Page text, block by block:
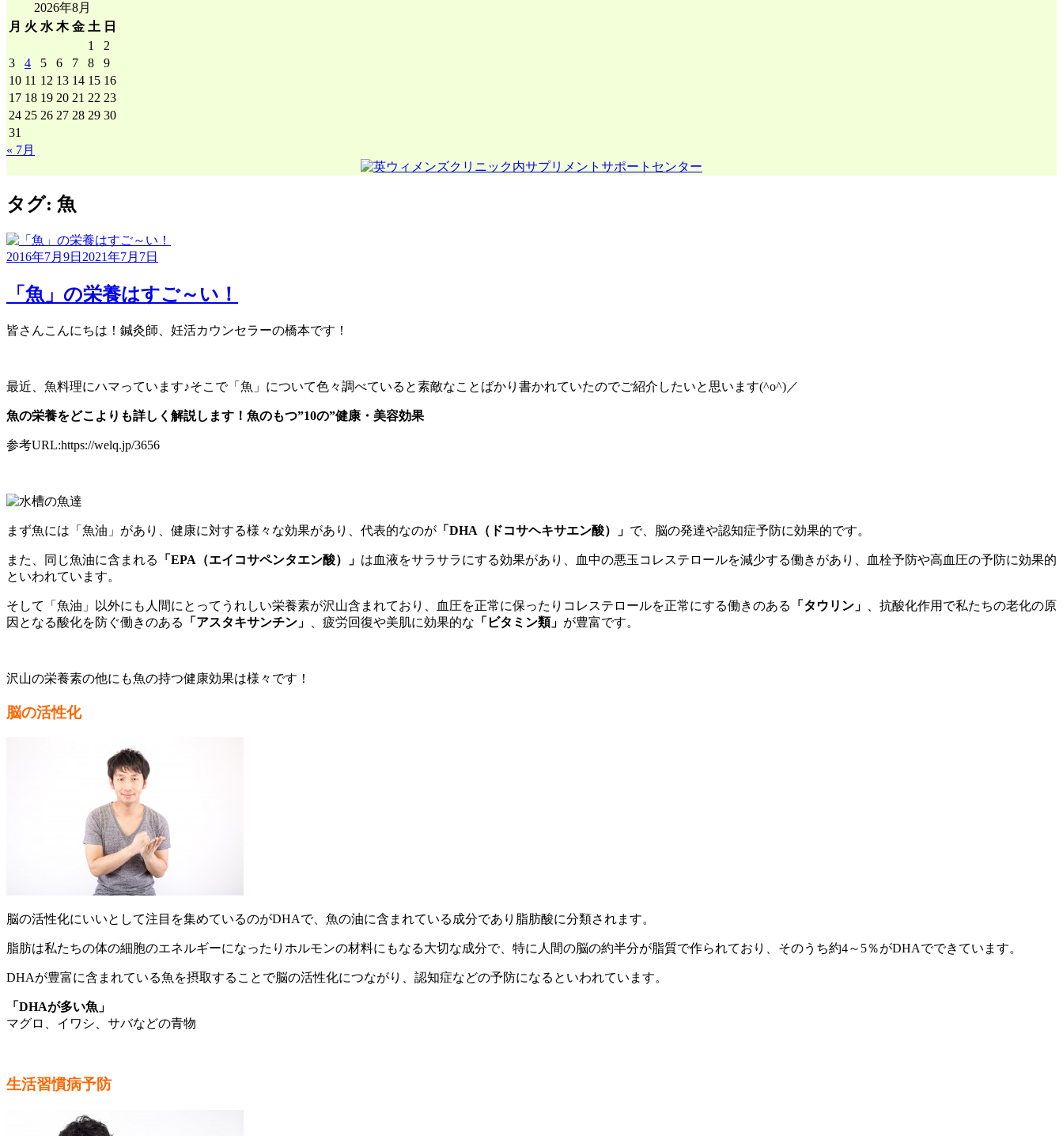
2026年8月
月 火 水 木 金 土 日
1
2
3
4 5 6 7 8
9
10 11 12 13 14 15 16
17 18 19 20 21 22 23
24 25 26 27 28 29 30
31
« 7月
タグ: 魚
2016年7月9日 2021年7月7日
「魚」の栄養はすご～い！
皆さんこんにちは！鍼灸師、妊活カウンセラーの橋本です！
最近、魚料理にハマっています♪そこで「魚」について色々調べていると素敵なことばかり書かれていたのでご紹介したいと思います(^o^)／
魚の栄養をどこよりも詳しく解説します！魚のもつ”10の”健康・美容効果
参考URL:https://welq.jp/3656
まず魚には「魚油」があり、健康に対する様々な効果があり、代表的なのが 「DHA（ドコサヘキサエン酸）」 で、脳の発達や認知症予防に効果的です。
また、同じ魚油に含まれる 「EPA（エイコサペンタエン酸）」 は血液をサラサラにする効果があり、血中の悪玉コレステロールを減少する働きがあり、血栓予防や高血圧の予防に効果的
といわれています。
そして「魚油」以外にも人間にとってうれしい栄養素が沢山含まれており、血圧を正常に保ったりコレステロールを正常にする働きのある 「タウリン」
、抗酸化作用で私たちの老化の原
因となる酸化を防ぐ働きのある
「アスタキサンチン」 、疲労回復や美肌に効果的な 「ビタミン類」 が豊富です。
沢山の栄養素の他にも魚の持つ健康効果は様々です！
脳の活性化
脳の活性化にいいとして注目を集めているのがDHAで、魚の油に含まれている成分であり脂肪酸に分類されます。
脂肪は私たちの体の細胞のエネルギーになったりホルモンの材料にもなる大切な成分で、特に人間の脳の約半分が脂質で作られており、そのうち約4～5％がDHAでできています。
DHAが豊富に含まれている魚を摂取することで脳の活性化につながり、認知症などの予防になるといわれています。
「DHAが多い魚」
マグロ、イワシ、サバなどの青物
生活習慣病予防